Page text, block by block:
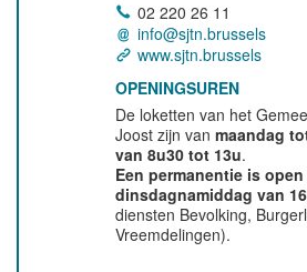
02 220 26 11
info@sjtn.brussels
www.sjtn.brussels
OPENINGSUREN
De loketten van het
Joost zijn vanmaandag
van 8u30 tot 13u.
Een permanentie is
dinsdagnamiddag van
diensten Bevolking,
Vreemdelingen).